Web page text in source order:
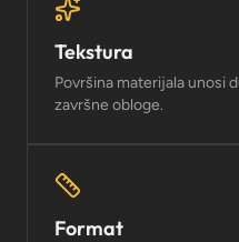
Tekstura
Površina materijala unosi
završne obloge.
Format